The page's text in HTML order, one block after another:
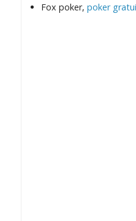
Fox poker, poker